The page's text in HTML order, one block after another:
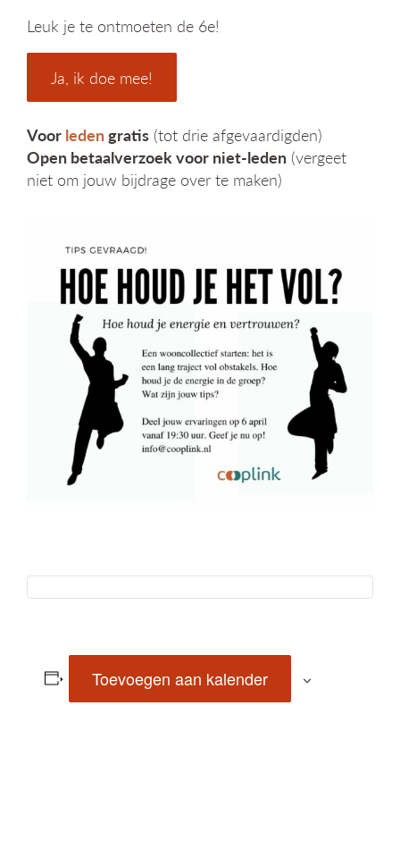
Leuk je te ontmoeten de 6e!
Ja, ik doe mee!
Voor ledengratis (tot drie afgevaardigden)
Open betaalverzoek voor niet-leden (vergeet
niet om jouw bijdrage over te maken)
Toevoegen aan kalender